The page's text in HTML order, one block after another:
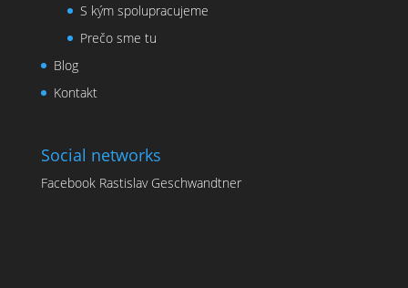
S kým spolupracujeme
Prečo sme tu
Blog
Kontakt
Social networks
Facebook Rastislav Geschwandtner